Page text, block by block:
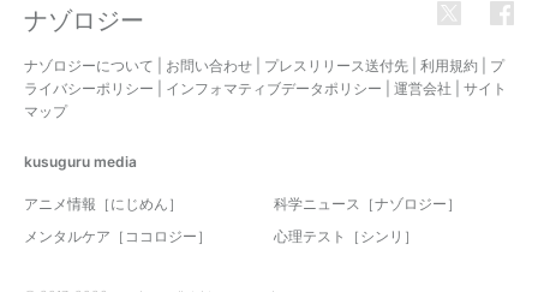
ナゾロジー
ナゾロジーについて お問い合わせ プレスリリース送付先 利用規約
プ
ライバシーポリシー
インフォマティブデータポリシー 運営会社
サイト
マップ
kusuguru media
アニメ情報［にじめん］
科学ニュース［ナゾロジー］
メンタルケア［ココロジー］
心理テスト［シンリ］